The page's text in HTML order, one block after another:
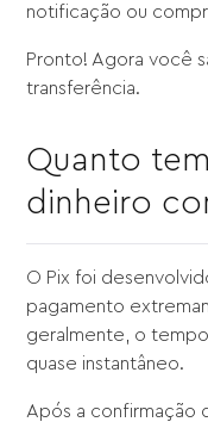
notificação ou
Pronto! Agora você
transferência.
Quanto
dinheiro
O Pix foi
pagamento
geralmente, o tempo
quase instantâneo.
Após a confirmação